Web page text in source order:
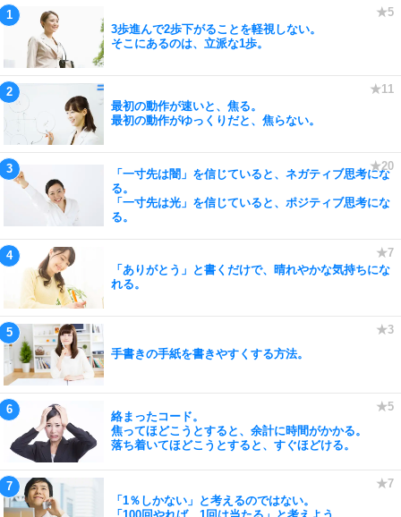
3歩進んで2歩下がることを軽視しない。
そこにあるのは、立派な1歩。
最初の動作が速いと、焦る。
最初の動作がゆっくりだと、焦らない。
「一寸先は闇」を信じていると、ネガティブ思考にな
る。
「一寸先は光」を信じていると、ポジティブ思考にな
る。
「ありがとう」と書くだけで、晴れやかな気持ちにな
れる。
手書きの手紙を書きやすくする方法。
絡まったコード。
焦ってほどこうとすると、余計に時間がかかる。
落ち着いてほどこうとすると、すぐほどける。
「1％しかない」と考えるのではない。